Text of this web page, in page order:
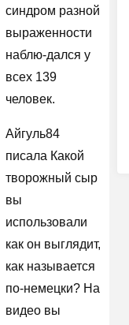
синдром разной
выраженности
наблю-дался у
всех 139
человек.
Айгуль84
писала Какой
творожный сыр
вы
использовали
как он выглядит,
как называется
по-немецки? На
видео вы